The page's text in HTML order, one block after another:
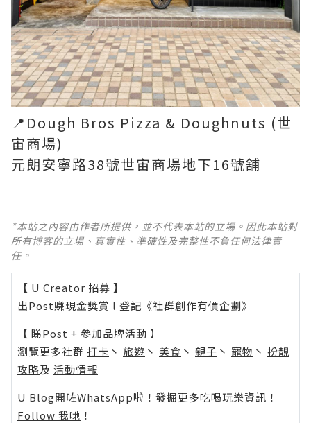
📍Dough Bros Pizza & Doughnuts (世
宙商場)
元朗安寧路38號世宙商場地下16號舖
*本站之內容由作者所提供，並不代表本站的立場。因此本站對
所有博客的立場、真實性、準確性及完整性不負任何法律責
任。
【 U Creator 招募 】
出Post賺現金獎賞 l 登記《社群創作有價企劃》
【 睇Post + 參加品牌活動 】
瀏覽更多社群 打卡 丶 旅遊 丶 美食 丶 親子 丶 寵物 丶 扮靚
攻略及 活動情報
U Blog開咗WhatsApp啦！發掘更多吃喝玩樂資訊！
Follow 我哋 ！